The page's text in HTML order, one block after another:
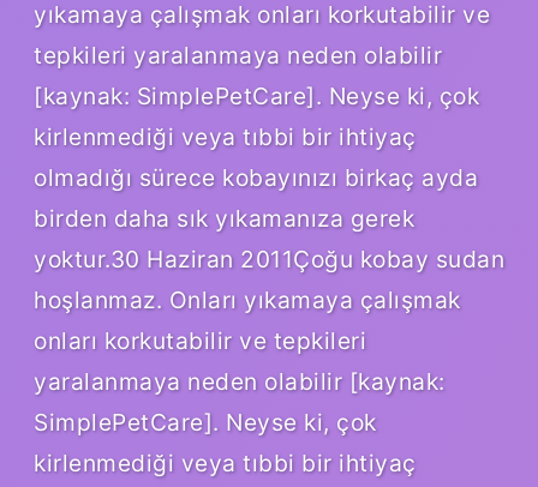
yıkamaya çalışmak onları korkutabilir ve
tepkileri yaralanmaya neden olabilir
[kaynak: SimplePetCare]. Neyse ki, çok
kirlenmediği veya tıbbi bir ihtiyaç
olmadığı sürece kobayınızı birkaç ayda
birden daha sık yıkamanıza gerek
yoktur.30 Haziran 2011Çoğu kobay sudan
hoşlanmaz. Onları yıkamaya çalışmak
onları korkutabilir ve tepkileri
yaralanmaya neden olabilir [kaynak:
SimplePetCare]. Neyse ki, çok
kirlenmediği veya tıbbi bir ihtiyaç